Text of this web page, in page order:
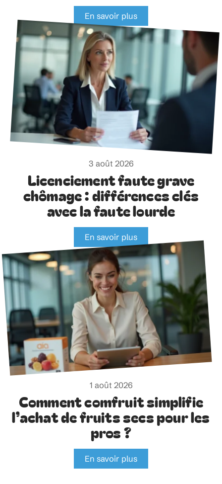
En savoir plus
3 août 2026
Licenciement faute grave
chômage : différences clés
avec la faute lourde
En savoir plus
1 août 2026
Comment comfruit simplifie
l’achat de fruits secs pour les
pros ?
En savoir plus